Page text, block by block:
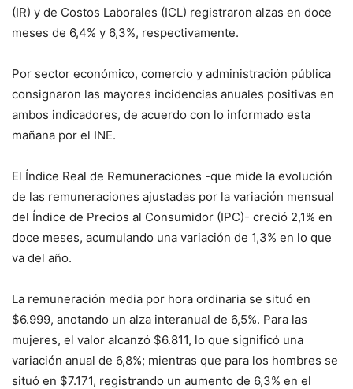
(IR) y de Costos Laborales (ICL) registraron alzas en doce
meses de 6,4% y 6,3%, respectivamente.
Por sector económico, comercio y administración pública
consignaron las mayores incidencias anuales positivas en
ambos indicadores, de acuerdo con lo informado esta
mañana por el INE.
El Índice Real de Remuneraciones -que mide la evolución
de las remuneraciones ajustadas por la variación mensual
del Índice de Precios al Consumidor (IPC)- creció 2,1% en
doce meses, acumulando una variación de 1,3% en lo que
va del año.
La remuneración media por hora ordinaria se situó en
$6.999, anotando un alza interanual de 6,5%. Para las
mujeres, el valor alcanzó $6.811, lo que significó una
variación anual de 6,8%; mientras que para los hombres se
situó en $7.171, registrando un aumento de 6,3% en el